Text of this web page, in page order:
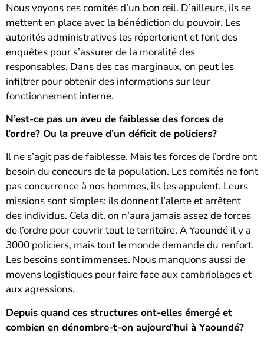
Nous voyons ces comités d’un bon œil. D’ailleurs, ils se
mettent en place avec la bénédiction du pouvoir. Les
autorités administratives les répertorient et font des
enquêtes pour s’assurer de la moralité des
responsables. Dans des cas marginaux, on peut les
infiltrer pour obtenir des informations sur leur
fonctionnement interne.
N’est-ce pas un aveu de faiblesse des forces de
l’ordre? Ou la preuve d’un déficit de policiers?
Il ne s’agit pas de faiblesse. Mais les forces de l’ordre ont
besoin du concours de la population. Les comités ne font
pas concurrence à nos hommes, ils les appuient. Leurs
missions sont simples: ils donnent l’alerte et arrêtent
des individus. Cela dit, on n’aura jamais assez de forces
de l’ordre pour couvrir tout le territoire. A Yaoundé il y a
3000 policiers, mais tout le monde demande du renfort.
Les besoins sont immenses. Nous manquons aussi de
moyens logistiques pour faire face aux cambriolages et
aux agressions.
Depuis quand ces structures ont-elles émergé et
combien en dénombre-t-on aujourd’hui à Yaoundé?